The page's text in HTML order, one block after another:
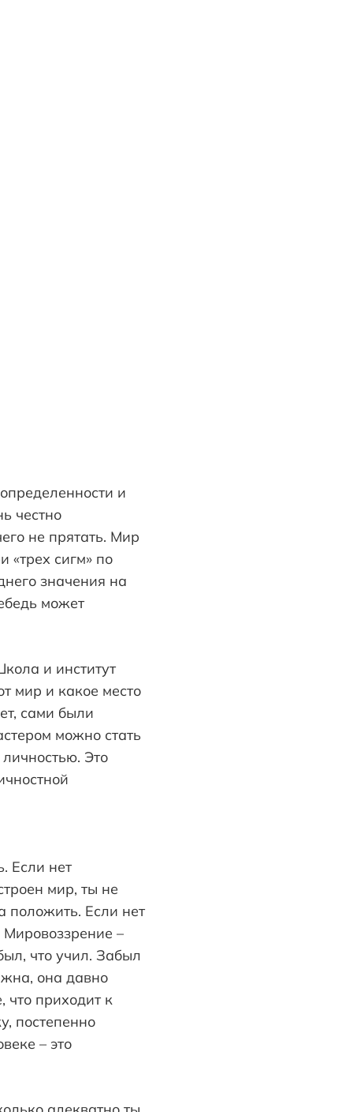
и
честно
не прятать. Мир
сигм» по
значения на
может
и институт
мир и какое место
сами были
можно стать
Это
Если нет
мир, ты не
положить. Если нет
Мировоззрение –
что учил. Забыл
она давно
что приходит к
постепенно
– это